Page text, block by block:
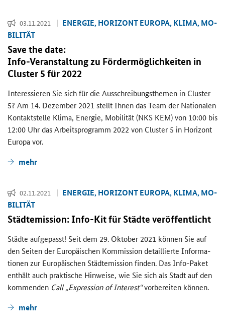
03.11.2021
EN­ER­GIE, HO­RI­ZONT EU­RO­PA, KLIMA, MO­
BI­LI­TÄT
Save the date:
Info-​Veranstaltung zu För­der­mög­lich­kei­ten in
Clus­ter 5 für 2022
In­ter­es­sie­ren Sie sich für die Aus­schrei­bungs­the­men in Cluster
5? Am 14. De­zem­ber 2021 stellt Ihnen dasTeam der Na­tio­na­len
Kon­takt­stel­le Klima, En­er­gie, Mo­bi­li­tät (NKS KEM) von 10:00 bis
12:00 Uhr das Ar­beits­pro­gramm 2022 von Cluster 5 in Ho­ri­zont
Eu­ro­pa vor.
mehr
02.11.2021
EN­ER­GIE, HO­RI­ZONT EU­RO­PA, KLIMA, MO­
BI­LI­TÄT
Städ­t­emis­si­on: Info-​Kit für Städ­te ver­öf­fent­licht
Städ­te auf­ge­passt! Seit dem 29. Ok­to­ber 2021 kön­nen Sie auf
den Sei­ten der Eu­ro­päi­schen Kom­mis­si­on de­tail­lier­te In­for­ma­
tio­nen zur Eu­ro­päi­schen Städ­t­emis­si­on fin­den. Das Info-​Paket
ent­hält auch prak­ti­sche Hin­wei­se, wie Sie sich als Stadt auf den
kom­men­den Call „Expression of Interest“vor­be­rei­ten kön­nen.
mehr